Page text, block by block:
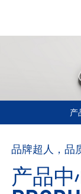
产
品牌超人，品
产品中